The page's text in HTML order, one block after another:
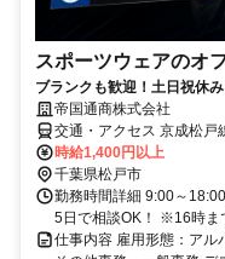
スポーツウェアのオ
ブランクも歓迎！土日祝休
帝国通商株式会社
交通・アクセス 京成松戸
時給1,400円以上
千葉県松戸市
勤務時間詳細 9:00～
5日で相談OK！ ※16時ま
仕事内容 雇用形態：アル